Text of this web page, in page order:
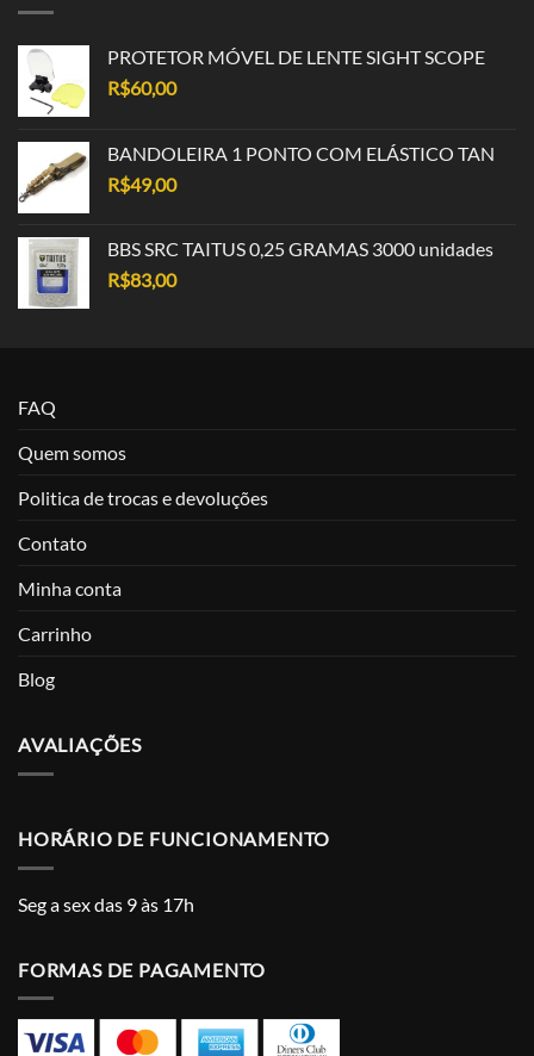
PROTETOR MÓVEL DE LENTE SIGHT SCOPE
R$60,00
BANDOLEIRA 1 PONTO COM ELÁSTICO TAN
R$49,00
BBS SRC TAITUS 0,25 GRAMAS 3000 unidades
R$83,00
FAQ
Quem somos
Politica de trocas e devoluções
Contato
Minha conta
Carrinho
Blog
AVALIAÇÕES
HORÁRIO DE FUNCIONAMENTO
Seg a sex das 9 às 17h
FORMAS DE PAGAMENTO